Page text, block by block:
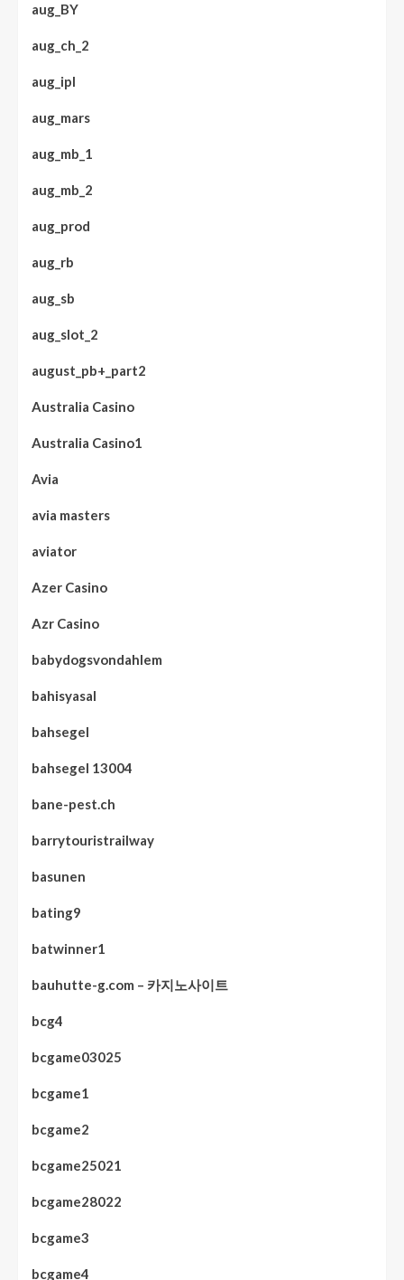
aug_BY
aug_ch_2
aug_ipl
aug_mars
aug_mb_1
aug_mb_2
aug_prod
aug_rb
aug_sb
aug_slot_2
august_pb+_part2
Australia Casino
Australia Casino1
Avia
avia masters
aviator
Azer Casino
Azr Casino
babydogsvondahlem
bahisyasal
bahsegel
bahsegel 13004
bane-pest.ch
barrytouristrailway
basunen
bating9
batwinner1
bauhutte-g.com – 카지노사이트
bcg4
bcgame03025
bcgame1
bcgame2
bcgame25021
bcgame28022
bcgame3
bcgame4